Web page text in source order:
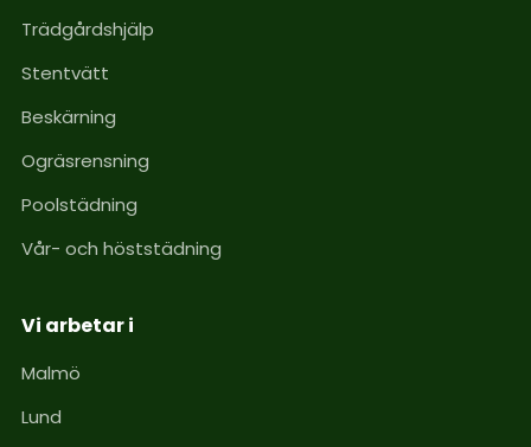
Trädgårdshjälp
Stentvätt
Beskärning
Ogräsrensning
Poolstädning
Vår- och höststädning
Vi arbetar i
Malmö
Lund